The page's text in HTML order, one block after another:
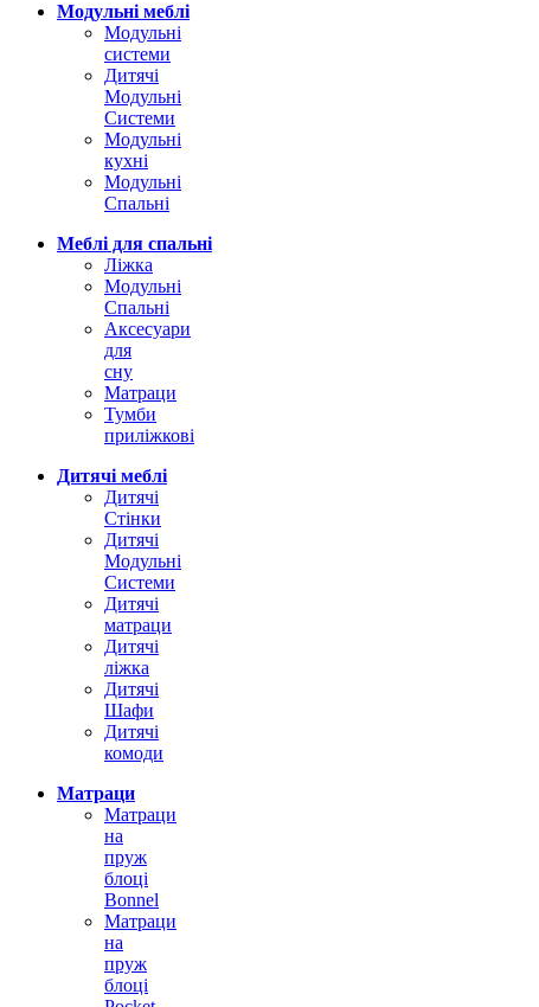
Модульні меблі
Модульні
системи
Дитячі
Модульні
Системи
Модульні
кухні
Модульні
Спальні
Меблі для спальні
Ліжка
Модульні
Спальні
Аксесуари
для
сну
Матраци
Тумби
приліжкові
Дитячі меблі
Дитячі
Стінки
Дитячі
Модульні
Системи
Дитячі
матраци
Дитячі
ліжка
Дитячі
Шафи
Дитячі
комоди
Матраци
Матраци
на
пруж
блоці
Bonnel
Матраци
на
пруж
блоці